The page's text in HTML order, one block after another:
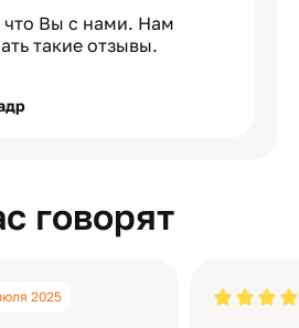
что Вы с нами. Нам
такие отзывы.
говорят
2025